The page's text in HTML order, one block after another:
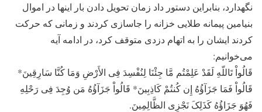
نگهدارد، بنابراین دستور داد زمان تحویل دادن بار اینها در اموال
بنیامین پیمانه طلایی خزانه را جاسازی کردند و زمانی که حرکت
کردند ایشان را به اتهام دزدی متوقف کرد، در ادامه آیه
می‌خوانیم:
قَالُواْ تَاللّهِ لَقَدْ عَلِمْتُم مَّا جِئْنَا لِنُفْسِدَ فِی الأَرْضِ وَمَا کُنَّا سَارِقِینَ*
قَالُواْ فَمَا جَزَآؤُهُ إِن کُنتُمْ کَاذِبِینَ* قَالُواْ جَزَآؤُهُ مَن وُجِدَ فِی رَحْلِهِ
فَهُوَ جَزَاؤُهُ کَذَلِکَ نَجْزِی الظَّالِمِینَ.